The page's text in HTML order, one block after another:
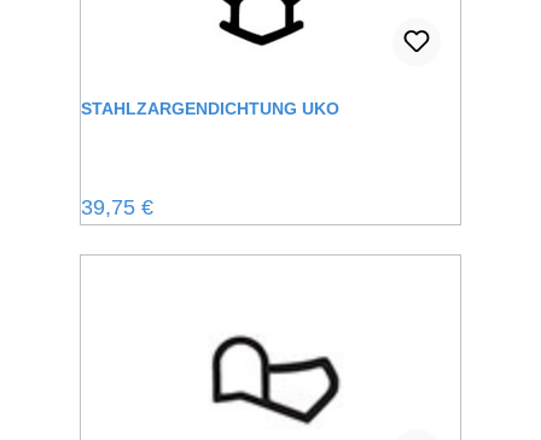
STAHLZARGENDICHTUNG UKO
Regulärer Preis:
39,75 €